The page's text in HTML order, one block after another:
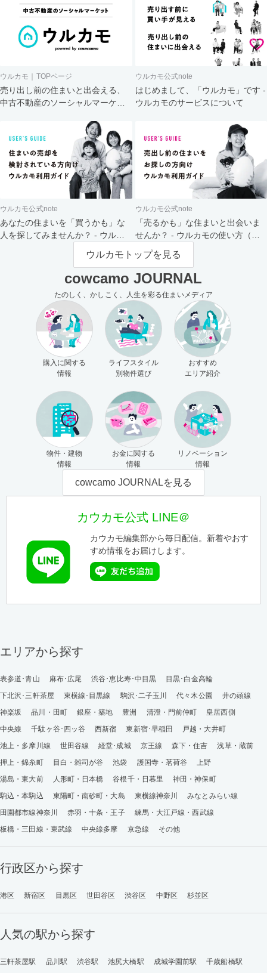
ウルカモ｜TOPページ
売り出し前の住まいと出会える、
中古不動産のソーシャルマーケッ
ウルカモ公式note
はじめまして、「ウルカモ」です -
ウルカモのサービスについて
ウルカモ公式note
あなたの住まいを「買うかも」な
人を探してみませんか？ - ウルカ
ウルカモ公式note
「売るかも」な住まいと出会いま
せんか？ - ウルカモの使い方（買
主さま向け）
ウルカモトップを見る
cowcamo JOURNAL
たのしく、かしこく、人生を彩る住まいメディア
購入に関する
情報
ライフスタイル
別物件選び
おすすめ
エリア紹介
物件・建物
情報
お金に関する
情報
リノベーション
情報
cowcamo JOURNALを見る
カウカモ公式 LINE＠
カウカモ編集部から毎日配信。新着やおす
すめ情報をお届けします。
エリアから探す
表参道･青山 麻布･広尾 渋谷･恵比寿･中目黒
目黒･白金高輪
下北沢･三軒茶屋
東横線･目黒線 駒沢･二子玉川 代々木公園
井の頭線
神楽坂
品川・田町 銀座・築地 豊洲 清澄・門前仲町
皇居西側
中央線
千駄ヶ谷･四ッ谷 西新宿 東新宿･早稲田
戸越・大井町
池上・多摩川線
世田谷線 経堂･成城 京王線 森下・住吉
浅草・蔵前
押上・錦糸町
目白・雑司が谷 池袋 護国寺・茗荷谷
上野
湯島・東大前
人形町・日本橋 谷根千・日暮里
神田・神保町
駒込・本駒込
東陽町・南砂町・大島 東横線神奈川
みなとみらい線
田園都市線神奈川
赤羽・十条・王子
練馬・大江戸線・西武線
板橋・三田線・東武線
中央線多摩 京急線 その他
行政区から探す
港区 新宿区 目黒区 世田谷区 渋谷区 中野区 杉並区
人気の駅から探す
三軒茶屋駅 品川駅 渋谷駅 池尻大橋駅 成城学園前駅
千歳船橋駅